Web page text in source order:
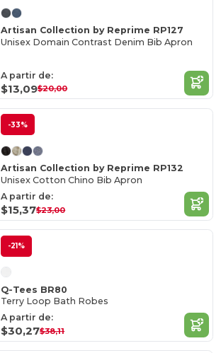
Artisan Collection by Reprime RP127
Unisex Domain Contrast Denim Bib Apron
A partir de:
$13,09$20,00
-33%
Artisan Collection by Reprime RP132
Unisex Cotton Chino Bib Apron
A partir de:
$15,37$23,00
-21%
Q-Tees BR80
Terry Loop Bath Robes
A partir de:
$30,27$38,11